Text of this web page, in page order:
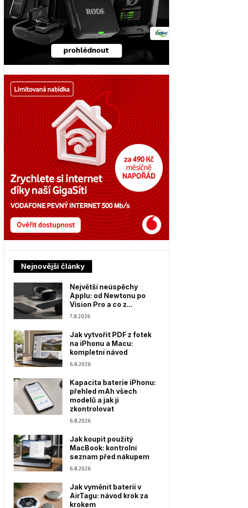
Nejnovější články
Největší neúspěchy
Applu: od Newtonu po
Vision Pro a co z...
7.8.2026
Jak vytvořit PDF z fotek
na iPhonu a Macu:
kompletní návod
6.8.2026
Kapacita baterie iPhonu:
přehled mAh všech
modelů a jak ji
zkontrolovat
6.8.2026
Jak koupit použitý
MacBook: kontrolní
seznam před nákupem
6.8.2026
Jak vyměnit baterii v
AirTagu: návod krok za
krokem